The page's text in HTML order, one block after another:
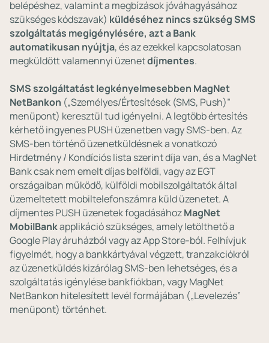
belépéshez, valamint a megbízások jóváhagyásához
szükséges kódszavak) küldéséhez nincs szükség SMS
szolgáltatás megigénylésére, azt a Bank
automatikusan nyújtja, és az ezekkel kapcsolatosan
megküldött valamennyi üzenetdíjmentes.
SMS szolgáltatást legkényelmesebben MagNet
NetBankon („Személyes/Értesítések (SMS, Push)”
menüpont) keresztül tud igényelni. A legtöbb értesítés
kérhető ingyenes PUSH üzenetben vagy SMS-ben. Az
SMS-ben történő üzenetküldésnek a vonatkozó
Hirdetmény / Kondíciós lista szerint díja van, és a MagNet
Bank csak nem emelt díjas belföldi, vagy az EGT
országaiban működő, külföldi mobilszolgáltatók által
üzemeltetett mobiltelefonszámra küld üzenetet. A
díjmentes PUSH üzenetek fogadásáhozMagNet
MobilBankapplikáció szükséges, amely letölthető a
Google Play áruházból vagy az App Store-ból. Felhívjuk
figyelmét, hogy a bankkártyával végzett, tranzakciókról
az üzenetküldés kizárólag SMS-ben lehetséges, és a
szolgáltatás igénylése bankfiókban, vagy MagNet
NetBankon hitelesített levél formájában („Levelezés”
menüpont) történhet.